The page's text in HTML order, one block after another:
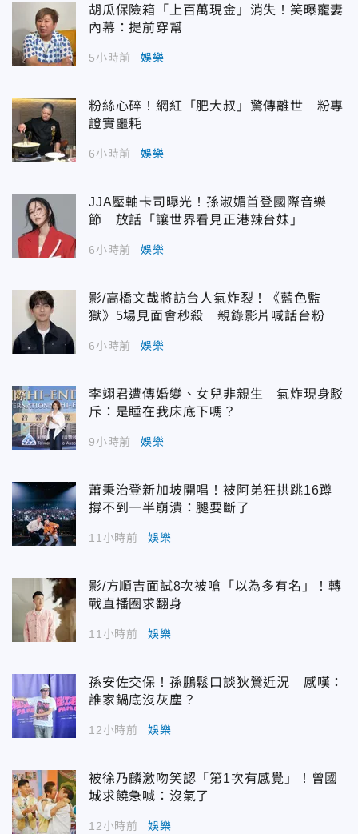
胡瓜保險箱「上百萬現金」消失！笑曝寵妻
內幕：提前穿幫
5小時前 娛樂
粉絲心碎！網紅「肥大叔」驚傳離世 粉專
證實噩耗
6小時前 娛樂
JJA壓軸卡司曝光！孫淑媚首登國際音樂
節 放話「讓世界看見正港辣台妹」
6小時前 娛樂
影/高橋文哉將訪台人氣炸裂！《藍色監
獄》5場見面會秒殺 親錄影片喊話台粉
6小時前 娛樂
李翊君遭傳婚變、女兒非親生 氣炸現身駁
斥：是睡在我床底下嗎？
9小時前 娛樂
蕭秉治登新加坡開唱！被阿弟狂拱跳16蹲
撐不到一半崩潰：腿要斷了
11小時前 娛樂
影/方順吉面試8次被嗆「以為多有名」！轉
戰直播圈求翻身
11小時前 娛樂
孫安佐交保！孫鵬鬆口談狄鶯近況 感嘆：
誰家鍋底沒灰塵？
12小時前 娛樂
被徐乃麟激吻笑認「第1次有感覺」！曾國
城求饒急喊：沒氣了
12小時前 娛樂